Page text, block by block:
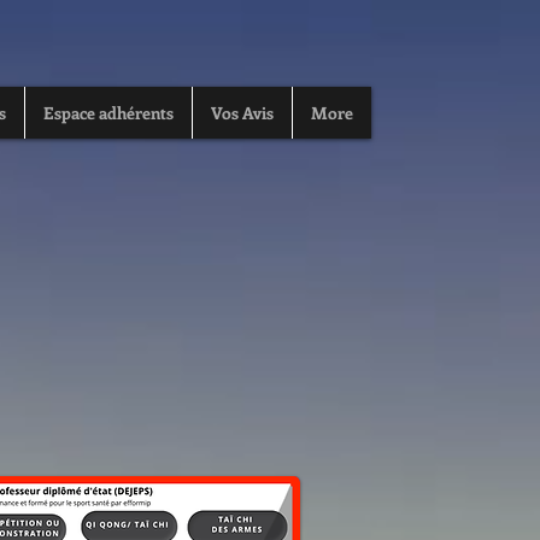
Espace adhérents Vos Avis More